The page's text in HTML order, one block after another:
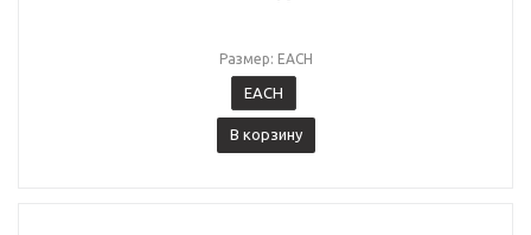
Размер: EACH
EACH
В корзину